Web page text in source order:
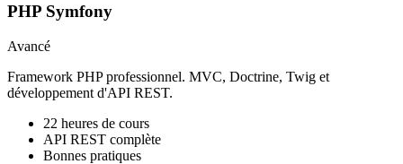
PHP Symfony
Avancé
Framework PHP professionnel. MVC, Doctrine, Twig et
développement d'API REST.
22 heures de cours
API REST complète
Bonnes pratiques